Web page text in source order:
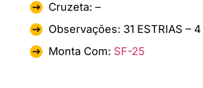
Cruzeta: –
Observações: 31 ESTRIAS – 4
Monta Com: SF-25